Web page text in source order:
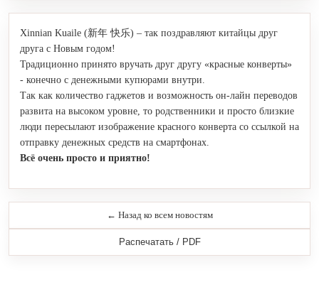
Xinnian Kuaile (新年 快乐) – так поздравляют китайцы друг
друга с Новым годом!
Традиционно принято вручать друг другу «красные конверты»
- конечно с денежными купюрами внутри.
Так как количество гаджетов и возможность он-лайн переводов
развита на высоком уровне, то родственники и просто близкие
люди пересылают изображение красного конверта со ссылкой на
отправку денежных средств на смартфонах.
Всё очень просто и приятно!
← Назад ко всем новостям
Распечатать / PDF